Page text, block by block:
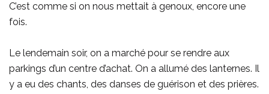
C’est comme si on nous mettait à genoux, encore une
fois.
Le lendemain soir, on a marché pour se rendre aux
parkings d’un centre d’achat. On a allumé des lanternes. Il
y a eu des chants, des danses de guérison et des prières.